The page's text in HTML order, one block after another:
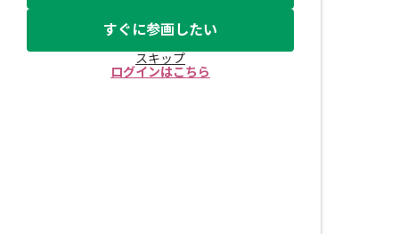
すぐに参画したい
スキップ
ログインはこちら